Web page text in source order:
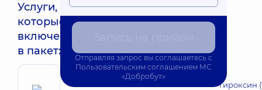
Услуги,
которые
включены
в пакет:
Тироксин
Отправляя запрос вы соглашаетесь с
Пользовательским соглашением МС
«Добробут»